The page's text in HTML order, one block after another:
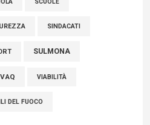
SINDACATI
SULMONA
VIABILITÀ
DEL FUOCO